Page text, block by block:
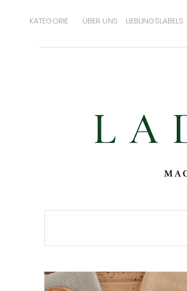
KATEGORIE ÜBER UNS LIEBLINGSLABELS